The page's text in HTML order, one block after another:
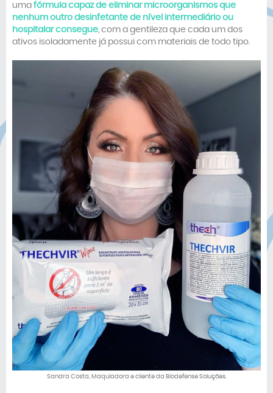
uma fórmula capaz de eliminar microorganismos que
nenhum outro desinfetante de nível intermediário ou
hospitalar consegue, com a gentileza que cada um dos
ativos isoladamente já possui com materiais de todo tipo.
Sandra Costa, Maquiadora e cliente da Biodefense Soluções.